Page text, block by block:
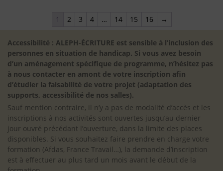
1 2 3 4 … 14 15 16 →
Accessibilité : ALEPH-ÉCRITURE est sensible à l’inclusion des
personnes en situation de handicap. Si vous avez besoin
d’un aménagement spécifique de programme, n’hésitez pas
à nous contacter en amont de votre inscription afin
d’étudier la faisabilité de votre projet (adaptation des
supports, accessibilité de nos salles).
Sauf mention contraire, il n’y a pas de modalité d’accès et les
inscriptions à nos activités sont ouvertes jusqu’au dernier
jour ouvré précédant l’ouverture, dans la limite des places
disponibles. Si vous souhaitez faire prendre en charge votre
formation (Afdas, France Travail…), la demande d’inscription
est à effectuer au plus tard un mois avant le début de la